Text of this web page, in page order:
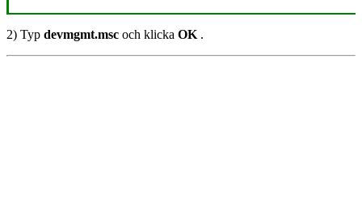
2) Typ devmgmt.msc och klicka OK .